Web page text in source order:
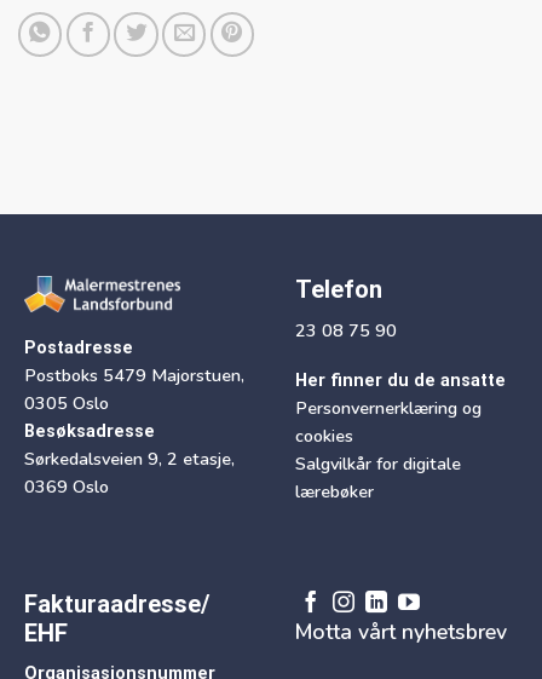
Postadresse
Postboks 5479 Majorstuen,
0305 Oslo
Besøksadresse
Sørkedalsveien 9, 2 etasje,
0369 Oslo
Telefon
23 08 75 90
Her finner du de ansatte
Personvernerklæring og
cookies
Salgvilkår for digitale
lærebøker
Fakturaadresse/
EHF
Organisasjonsnummer
Motta vårt nyhetsbrev